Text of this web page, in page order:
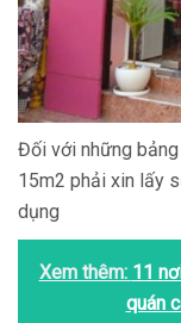
Đối với những bảng
15m2 phải xin lấy
dụng
Xem thêm: 11
quán